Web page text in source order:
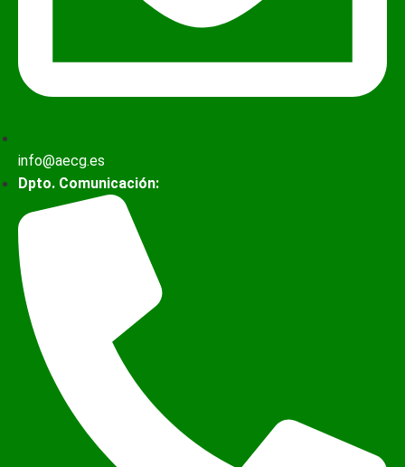
info@aecg.es
Dpto. Comunicación: